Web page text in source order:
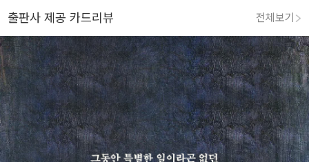
출판사 제공 카드리뷰 전체보기